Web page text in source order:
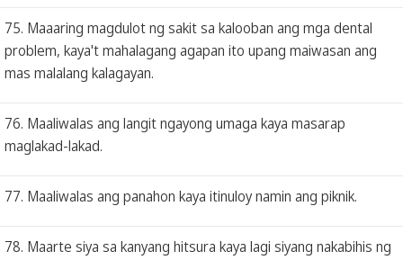
75. Maaaring magdulot ng sakit sa kalooban ang mga dental
problem, kaya't mahalagang agapan ito upang maiwasan ang
mas malalang kalagayan.
76. Maaliwalas ang langit ngayong umaga kaya masarap
maglakad-lakad.
77. Maaliwalas ang panahon kaya itinuloy namin ang piknik.
78. Maarte siya sa kanyang hitsura kaya lagi siyang nakabihis ng